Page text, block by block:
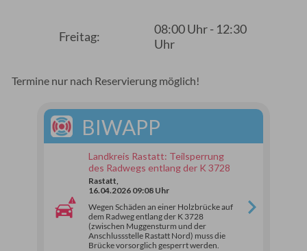
Freitag:
08:00 Uhr - 12:30
Uhr
Termine nur nach Reservierung möglich!
BIWAPP
Landkreis Rastatt: Teilsperrung
des Radwegs entlang der K 3728
Rastatt,
16.04.2026 09:08 Uhr
Wegen Schäden an einer Holzbrücke auf
dem Radweg entlang der K 3728
(zwischen Muggensturm und der
Anschlussstelle Rastatt Nord) muss die
Brücke vorsorglich gesperrt werden.